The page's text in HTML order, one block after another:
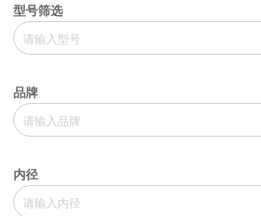
型号筛选
品牌
内径